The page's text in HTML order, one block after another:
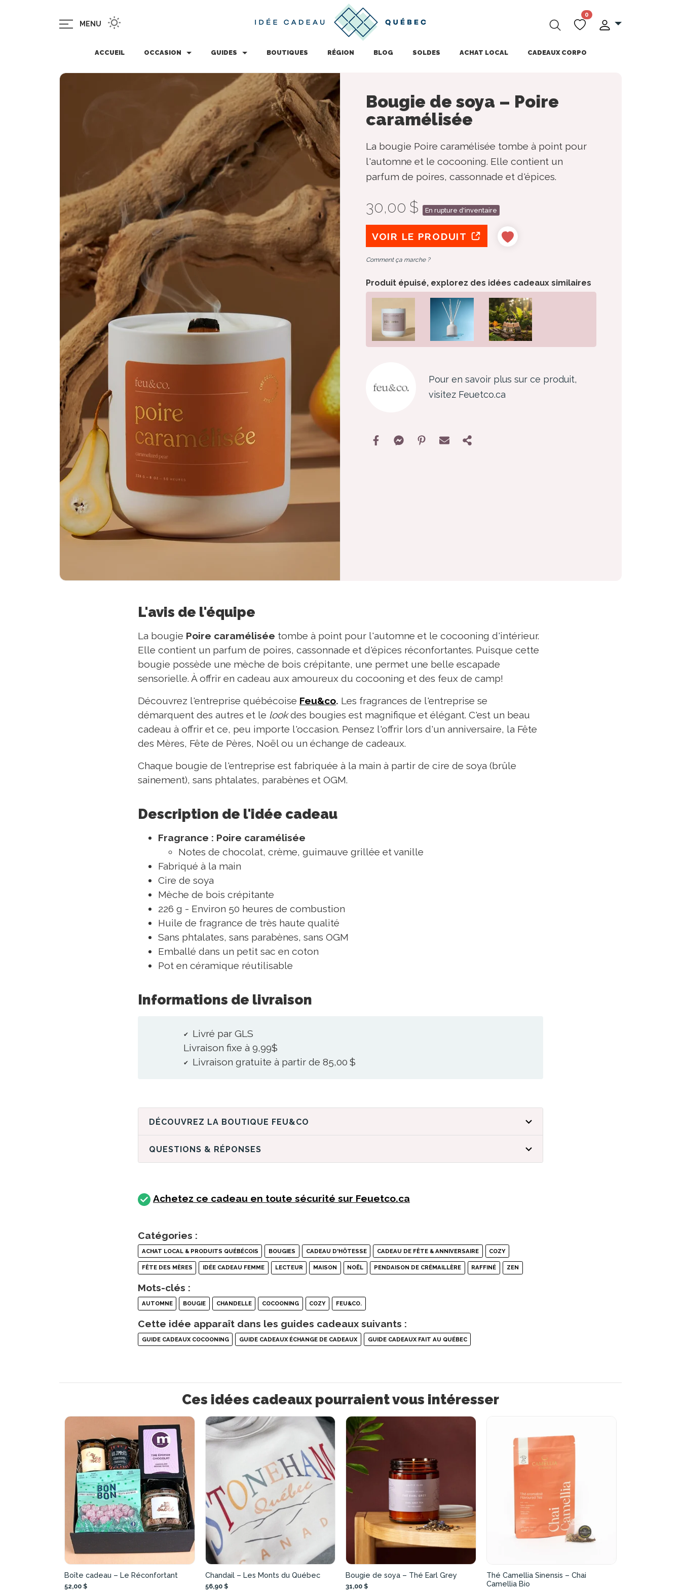
MENU
0
ACCUEIL OCCASION GUIDES BOUTIQUES RÉGION BLOG SOLDES ACHAT LOCAL CADEAUX CORPO
Bougie de soya – Poire
caramélisée
La bougie Poire caramélisée tombe à point pour
l'automne et le cocooning. Elle contient un
parfum de poires, cassonnade et d'épices.
30,00 $ En rupture d'inventaire
VOIR LE PRODUIT
Comment ça marche ?
Produit épuisé, explorez des idées cadeaux similaires
Pour en savoir plus sur ce produit,
visitez Feuetco.ca
L'avis de l'équipe
La bougie Poire caramélisée tombe à point pour l'automne et le cocooning d'intérieur.
Elle contient un parfum de poires, cassonnade et d'épices réconfortantes. Puisque cette
bougie possède une mèche de bois crépitante, une permet une belle escapade
sensorielle. À offrir en cadeau aux amoureux du cocooning et des feux de camp!
Découvrez l'entreprise québécoise Feu&co. Les fragrances de l'entreprise se
démarquent des autres et le lookdes bougies est magnifique et élégant. C'est un beau
cadeau à offrir et ce, peu importe l'occasion. Pensez l'offrir lors d'un anniversaire, la Fête
des Mères, Fête de Pères, Noël ou un échange de cadeaux.
Chaque bougie de l'entreprise est fabriquée à la main à partir de cire de soya (brûle
sainement), sans phtalates, parabènes et OGM.
Description de l'idée cadeau
Fragrance : Poire caramélisée
Notes de chocolat, crème, guimauve grillée et vanille
Fabriqué à la main
Cire de soya
Mèche de bois crépitante
226 g - Environ 50 heures de combustion
Huile de fragrance de très haute qualité
Sans phtalates, sans parabènes, sans OGM
Emballé dans un petit sac en coton
Pot en céramique réutilisable
Informations de livraison
Livré par GLS
Livraison fixe à 9,99$
Livraison gratuite à partir de 85,00 $
DÉCOUVREZ LA BOUTIQUE FEU&CO
QUESTIONS & RÉPONSES
Achetez ce cadeau en toute sécurité sur Feuetco.ca
Catégories :
ACHAT LOCAL & PRODUITS QUÉBÉCOIS BOUGIES CADEAU D'HÔTESSE CADEAU DE FÊTE & ANNIVERSAIRE COZY
FÊTE DES MÈRES IDÉE CADEAU FEMME LECTEUR MAISON NOËL PENDAISON DE CRÉMAILLÈRE RAFFINÉ ZEN
Mots-clés :
AUTOMNE BOUGIE CHANDELLE COCOONING COZY FEU&CO.
Cette idée apparaît dans les guides cadeaux suivants :
GUIDE CADEAUX COCOONING GUIDE CADEAUX ÉCHANGE DE CADEAUX GUIDE CADEAUX FAIT AU QUÉBEC
Ces idées cadeaux pourraient vous intéresser
Boîte cadeau – Le Réconfortant
52,00 $
Chandail – Les Monts du Québec
56,90 $
Bougie de soya – Thé Earl Grey
31,00 $
Thé Camellia Sinensis – Chai
Camellia Bio